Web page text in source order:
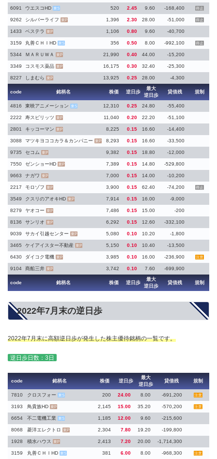
6091 ウエスコHD 東S 520 2.45 9.60 -168,400 停止
9262 シルバーライフ 東P 1,396 2.30 28.00 -51,000 停止
1433 ベステラ 東P 1,106 0.80 9.60 -40,700
3159 丸善ＣＨＩHD 東S 356 0.50 8.00 -992,100 停止
5344 ＭＡＲＵＷＡ 東P 21,990 0.40 44.00 -15,200
3349 コスモス薬品 東P 16,175 0.30 32.40 -25,300
8227 しまむら 東P 13,925 0.25 28.00 -4,300
code 銘柄名 株価 逆日歩
最大
逆日歩
貸借残 規制
4816 東映アニメーション 東S 12,310 0.25 24.80 -55,400
2222 寿スピリッツ 東P 11,040 0.20 22.20 -51,100
2801 キッコーマン 東P 8,225 0.15 16.60 -14,400
3088 マツキヨココカラ＆カンパニー 東P 8,293 0.15 16.60 -33,500
9735 セコム 東P 9,382 0.15 18.80 -12,000
7550 ゼンショーHD 東P 7,389 0.15 14.80 -529,800
9663 ナガワ 東P 7,000 0.15 14.00 -10,200
2217 モロゾフ 東P 3,900 0.15 62.40 -74,200 停止
3549 クスリのアオキHD 東P 7,914 0.15 16.00 -9,000
8279 ヤオコー 東P 7,486 0.15 15.00 -200
8136 サンリオ 東P 6,292 0.15 12.60 -332,100
9039 サカイ引越センター 東P 5,080 0.10 10.20 -1,800
3465 ケイアイスター不動産 東P 5,150 0.10 10.40 -13,500
6430 ダイコク電機 東P 3,985 0.10 16.00 -236,900 注意
9104 商船三井 東P 3,742 0.10 7.60 -699,900
code 銘柄名 株価 逆日歩
最大
逆日歩
貸借残 規制
2022年7月末の逆日歩
2022年7月末に高額逆日歩が発生した株主優待銘柄の一覧です。
逆日歩日数：3日
code 銘柄名 株価 逆日歩
最大
逆日歩
貸借残 規制
7810 クロスフォー 東S 200 24.00 8.00 -691,200 注意
3193 鳥貴族HD 東P 2,145 15.00 35.20 -570,200 注意
6654 不二電機工業 東S 1,185 12.00 9.60 -215,600
8068 菱洋エレクトロ 東P 2,304 7.80 19.20 -199,800
1928 積水ハウス 東P 2,413 7.20 20.00 -1,714,300
3159 丸善ＣＨＩHD 東S 381 6.00 8.00 -968,300 注意